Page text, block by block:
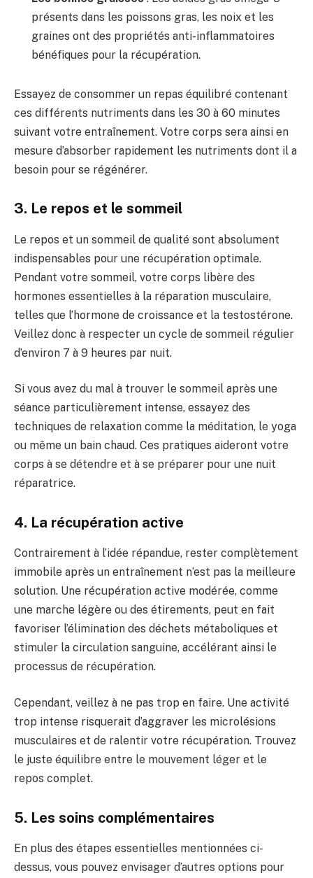
présents dans les poissons gras, les noix et les
graines ont des propriétés anti-inflammatoires
bénéfiques pour la récupération.
Essayez de consommer un repas équilibré contenant
ces différents nutriments dans les 30 à 60 minutes
suivant votre entraînement. Votre corps sera ainsi en
mesure d’absorber rapidement les nutriments dont il a
besoin pour se régénérer.
3. Le repos et le sommeil
Le repos et un sommeil de qualité sont absolument
indispensables pour une récupération optimale.
Pendant votre sommeil, votre corps libère des
hormones essentielles à la réparation musculaire,
telles que l’hormone de croissance et la testostérone.
Veillez donc à respecter un cycle de sommeil régulier
d’environ 7 à 9 heures par nuit.
Si vous avez du mal à trouver le sommeil après une
séance particulièrement intense, essayez des
techniques de relaxation comme la méditation, le yoga
ou même un bain chaud. Ces pratiques aideront votre
corps à se détendre et à se préparer pour une nuit
réparatrice.
4. La récupération active
Contrairement à l’idée répandue, rester complètement
immobile après un entraînement n’est pas la meilleure
solution. Une récupération active modérée, comme
une marche légère ou des étirements, peut en fait
favoriser l’élimination des déchets métaboliques et
stimuler la circulation sanguine, accélérant ainsi le
processus de récupération.
Cependant, veillez à ne pas trop en faire. Une activité
trop intense risquerait d’aggraver les microlésions
musculaires et de ralentir votre récupération. Trouvez
le juste équilibre entre le mouvement léger et le
repos complet.
5. Les soins complémentaires
En plus des étapes essentielles mentionnées ci-
dessus, vous pouvez envisager d’autres options pour